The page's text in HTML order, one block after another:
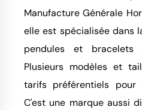
Manufacture Générale
elle est spécialisée dans
pendules et bracelets
Plusieurs modèles et
tarifs préférentiels pour
C'est une marque aussi